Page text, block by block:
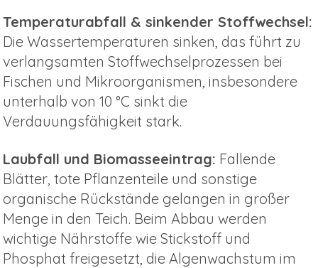
Temperaturabfall & sinkender Stoffwechsel:
Die Wassertemperaturen sinken, das führt zu
verlangsamten Stoffwechselprozessen bei
Fischen und Mikroorganismen, insbesondere
unterhalb von 10 °C sinkt die
Verdauungsfähigkeit stark.
Laubfall und Biomasseeintrag: Fallende
Blätter, tote Pflanzenteile und sonstige
organische Rückstände gelangen in großer
Menge in den Teich. Beim Abbau werden
wichtige Nährstoffe wie Stickstoff und
Phosphat freigesetzt, die Algenwachstum im